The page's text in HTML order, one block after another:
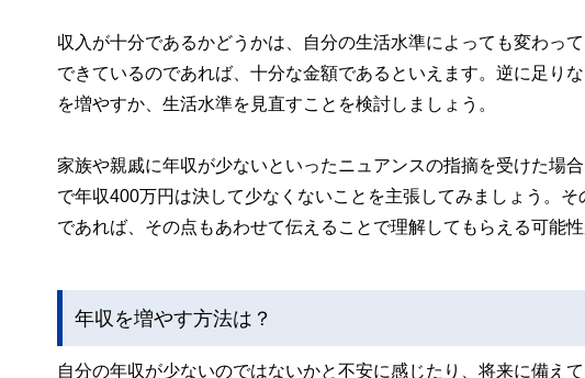
収入が十分であるかどうかは、自分の生活水準によっても変わっ
できているのであれば、十分な金額であるといえます。逆に足り
を増やすか、生活水準を見直すことを検討しましょう。
家族や親戚に年収が少ないといったニュアンスの指摘を受けた場
で年収400万円は決して少なくないことを主張してみましょう。
であれば、その点もあわせて伝えることで理解してもらえる可能性
年収を増やす方法は？
自分の年収が少ないのではないかと不安に感じたり、将来に備え